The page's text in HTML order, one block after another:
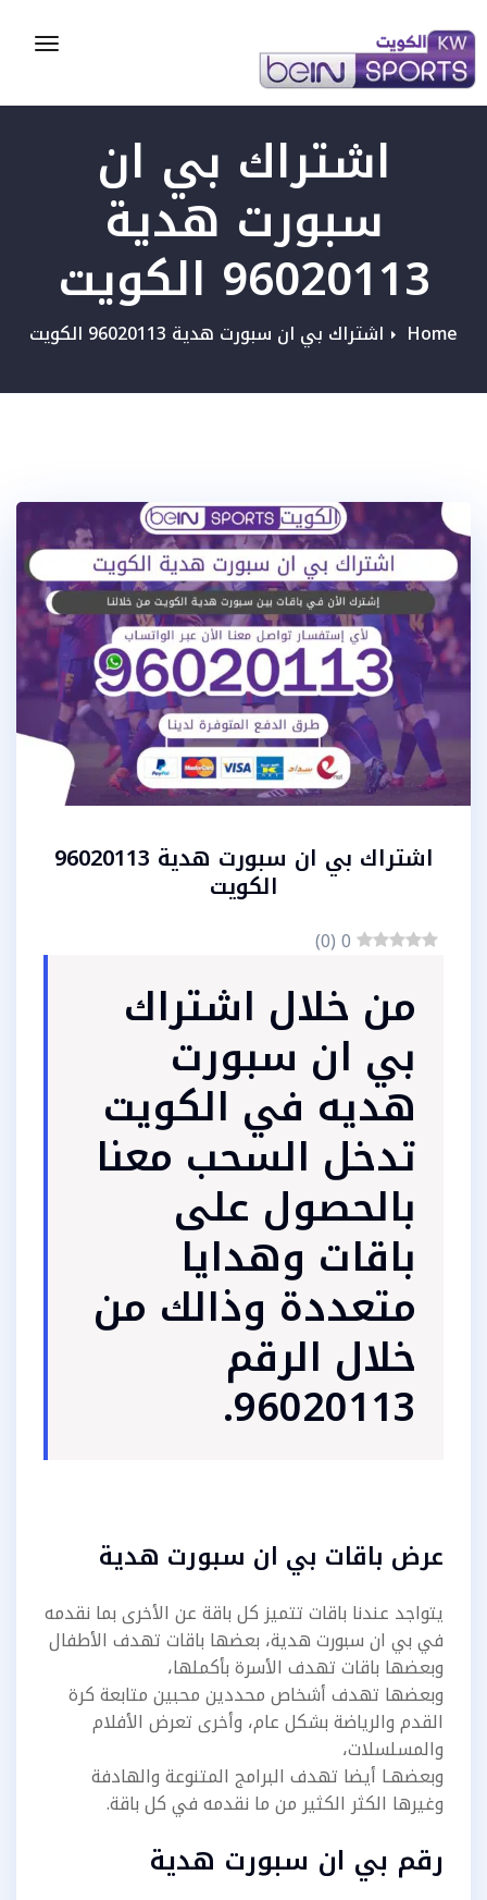
اشتراك بي ان
سبورت هدية
96020113 الكويت
Home اشتراك بي ان سبورت هدية 96020113 الكويت
اشتراك بي ان سبورت هدية 96020113
الكويت
0
(
0
)
من خلال اشتراك
بي ان سبورت
هديه في الكويت
تدخل السحب معنا
بالحصول على
باقات وهدايا
متعددة وذالك من
خلال الرقم
96020113.
عرض باقات بي ان سبورت هدية
يتواجد عندنا باقات تتميز كل باقة عن الأخرى بما نقدمه
في بي ان سبورت هدية، بعضها باقات تهدف الأطفال
وبعضها باقات تهدف الأسرة بأكملها،
وبعضها تهدف أشخاص محددين محبين متابعة كرة
القدم والرياضة بشكل عام، وأخرى تعرض الأفلام
والمسلسلات،
وبعضهـا أيضا تهدف البرامج المتنوعة والهادفة
وغيرها الكثر الكثير من ما نقدمه في كل باقة.
رقم بي ان سبورت هدية